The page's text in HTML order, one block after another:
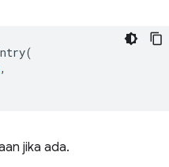
(
,
jika ada.